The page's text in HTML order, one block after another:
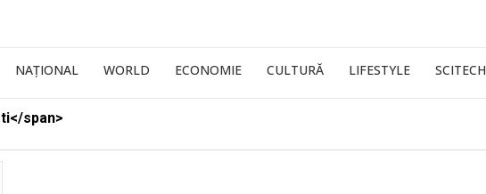
NAȚIONAL WORLD ECONOMIE CULTURĂ LIFESTYLE SCITECH
span>